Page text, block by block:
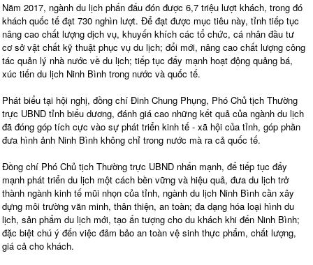
Năm 2017, ngành du lịch phấn đấu đón được 6,7 triệu lượt khách, trong đó
khách quốc tế đạt 730 nghìn lượt. Để đạt được mục tiêu này, tỉnh tiếp tục
nâng cao chất lượng dịch vụ, khuyến khích các tổ chức, cá nhân đầu tư
cơ sở vật chất kỹ thuật phục vụ du lịch; đổi mới, nâng cao chất lượng công
tác quản lý nhà nước về du lịch; tiếp tục đẩy mạnh hoạt động quảng bá,
xúc tiến du lịch Ninh Bình trong nước và quốc tế.
Phát biểu tại hội nghị, đồng chí Đinh Chung Phụng, Phó Chủ tịch Thường
trực UBND tỉnh biểu dương, đánh giá cao những kết quả của ngành du lịch
đã đóng góp tích cực vào sự phát triển kinh tế - xã hội của tỉnh, góp phần
đưa hình ảnh Ninh Bình không chỉ trong nước mà ra cả quốc tế.
Đồng chí Phó Chủ tịch Thường trực UBND nhấn mạnh, để tiếp tục đẩy
mạnh phát triển du lịch một cách bền vững và hiệu quả, đưa du lịch trở
thành ngành kinh tế mũi nhọn của tỉnh, ngành du lịch Ninh Bình cần xây
dựng môi trường văn minh, thân thiện, an toàn; đa dạng hóa loại hình du
lịch, sản phẩm du lịch mới, tạo ấn tượng cho du khách khi đến Ninh Bình;
đặc biệt chú ý đến việc đảm bảo an toàn vệ sinh thực phẩm, chất lượng,
giá cả cho khách.